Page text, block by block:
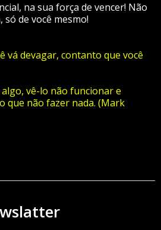
na sua força de vencer! Não
de você mesmo!
vá devagar, contanto que você
vê-lo não funcionar e
que não fazer nada. (Mark